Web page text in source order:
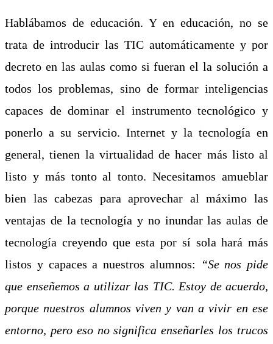
Hablábamos de educación. Y en educación, no se
trata de introducir las TIC automáticamente y por
decreto en las aulas como si fueran el la solución a
todos los problemas, sino de formar inteligencias
capaces de dominar el instrumento tecnológico y
ponerlo a su servicio. Internet y la tecnología en
general, tienen la virtualidad de hacer más listo al
listo y más tonto al tonto. Necesitamos amueblar
bien las cabezas para aprovechar al máximo las
ventajas de la tecnología y no inundar las aulas de
tecnología creyendo que esta por sí sola hará más
listos y capaces a nuestros alumnos:
“Se nos pide
que enseñemos a utilizar las TIC. Estoy de acuerdo,
porque nuestros alumnos viven y van a vivir en ese
entorno, pero eso no significa enseñarles los trucos